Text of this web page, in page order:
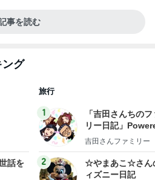
事を読む
ング
話を
旅行
1
「吉田さんちの
リー日記」
y Ameba 吉田さ
ログ
吉田さんファミリー
2
☆やまあこ☆さん
ィズニー日記